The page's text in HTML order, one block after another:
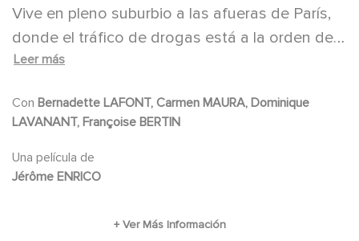
Vive en pleno suburbio a las afueras de París,
donde el tráfico de drogas está a la orden del
día. Tras presenciar una persecución entre la
de hachís y decide probar suerte en el mercado
de los traficantes. Tras sus primeras ventas a
pequeña escala pronto tendrá problemas con
otrosn camellos, por lo que decide reconvertir
y sus amigas causarán sensación y harán volar
Leer más
Con
LAVANANT, Françoise BERTIN
Una película de
Jérôme ENRICO